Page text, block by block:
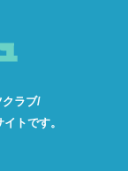
クラブ/
トです。